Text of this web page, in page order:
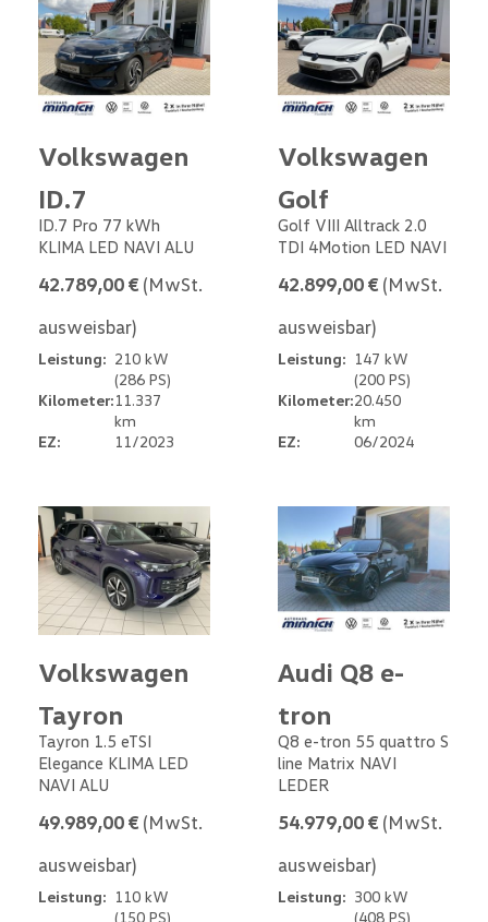
Volkswagen
ID.7
ID.7 Pro 77 kWh
KLIMA LED NAVI ALU
42.789,00 € (MwSt.
ausweisbar)
Leistung: 210 kW
(286 PS)
Kilometer:11.337
km
EZ:
11/2023
Volkswagen
Golf
Golf VIII Alltrack 2.0
TDI 4Motion LED NAVI
42.899,00 € (MwSt.
ausweisbar)
Leistung: 147 kW
(200 PS)
Kilometer:20.450
km
EZ:
06/2024
Volkswagen
Tayron
Tayron 1.5 eTSI
Elegance KLIMA LED
NAVI ALU
49.989,00 € (MwSt.
ausweisbar)
Leistung: 110 kW
(150 PS)
Audi Q8 e-
tron
Q8 e-tron 55 quattro S
line Matrix NAVI
LEDER
54.979,00 € (MwSt.
ausweisbar)
Leistung: 300 kW
(408 PS)